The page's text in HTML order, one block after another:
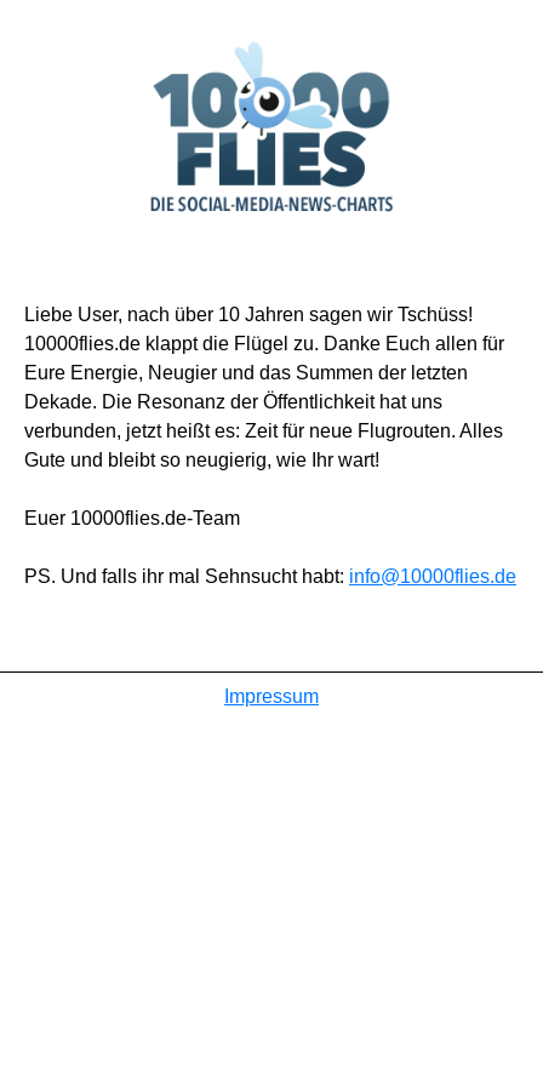
Liebe User, nach über 10 Jahren sagen wir Tschüss!
10000flies.de klappt die Flügel zu. Danke Euch allen für
Eure Energie, Neugier und das Summen der letzten
Dekade. Die Resonanz der Öffentlichkeit hat uns
verbunden, jetzt heißt es: Zeit für neue Flugrouten. Alles
Gute und bleibt so neugierig, wie Ihr wart!
Euer 10000flies.de-Team
PS. Und falls ihr mal Sehnsucht habt: info@10000flies.de
Impressum